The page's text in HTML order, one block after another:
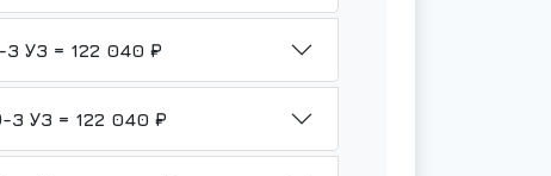
НМШ 8-25-6,3/6Б-ТВ3-Р1-Ф-3 У3 = 122 040 ₽
НМШ 8-25-6,3/6Б-ТВ3-Р1-Ю-3 У3 = 122 040 ₽